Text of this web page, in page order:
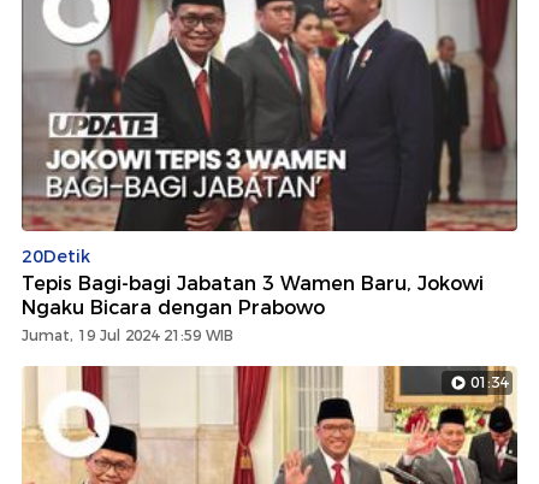
20Detik
Tepis Bagi-bagi Jabatan 3 Wamen Baru, Jokowi
Ngaku Bicara dengan Prabowo
Jumat, 19 Jul 2024 21:59 WIB
01:34